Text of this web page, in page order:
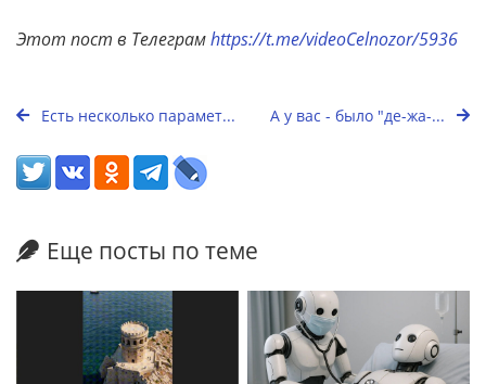
Этот пост в Телеграмhttps://t.me/videoCelnozor/5936
Есть несколько парамет... А у вас - было "де-жа-...
Еще посты по теме